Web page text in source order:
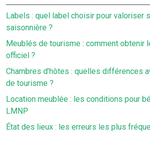
Labels : quel label choisir pour valoriser
saisonnière ?
Meublés de tourisme : comment obtenir
officiel ?
Chambres d’hôtes : quelles différences
de tourisme ?
Location meublée : les conditions pour
LMNP
État des lieux : les erreurs les plus